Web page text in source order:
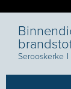
Serooskerke I